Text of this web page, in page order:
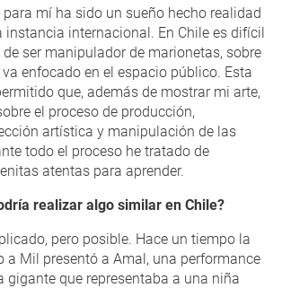
para mí ha sido un sueño hecho realidad
instancia internacional. En Chile es difícil
ser manipulador de marionetas, sobre
enfocado en el espacio público. Esta
que, además de mostrar mi arte,
el proceso de producción,
artística y manipulación de las
todo el proceso he tratado de
atentas para aprender.
realizar algo similar en Chile?
pero posible. Hace un tiempo la
a Mil presentó a Amal, una performance
gigante que representaba a una niña